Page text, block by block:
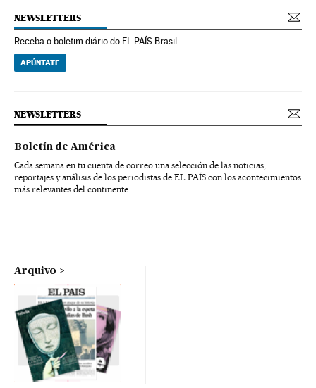
NEWSLETTERS
Receba o boletim diário do EL PAÍS Brasil
APÚNTATE
NEWSLETTERS
Boletín de América
Cada semana en tu cuenta de correo una selección de las noticias,
reportajes y análisis de los periodistas de EL PAÍS con los acontecimientos
más relevantes del continente.
Arquivo